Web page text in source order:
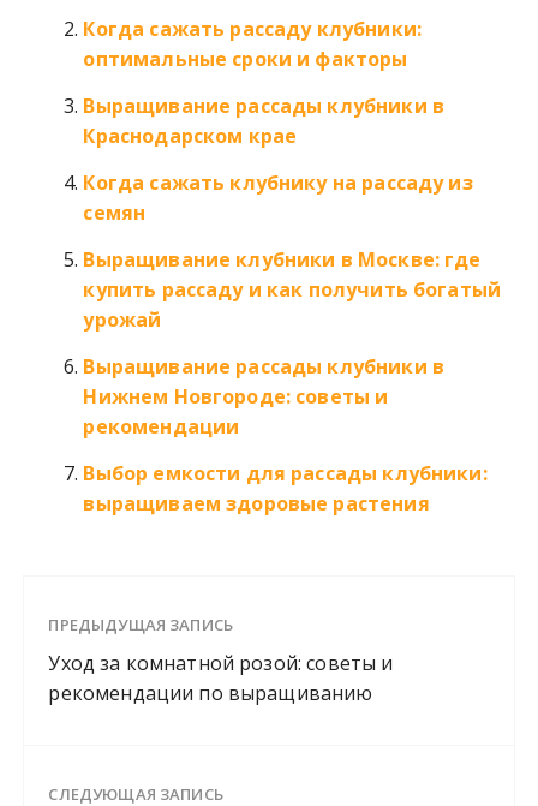
Когда сажать рассаду клубники:
оптимальные сроки и факторы
Выращивание рассады клубники в
Краснодарском крае
Когда сажать клубнику на рассаду из
семян
Выращивание клубники в Москве: где
купить рассаду и как получить богатый
урожай
Выращивание рассады клубники в
Нижнем Новгороде: советы и
рекомендации
Выбор емкости для рассады клубники:
выращиваем здоровые растения
ПРЕДЫДУЩАЯ ЗАПИСЬ
Уход за комнатной розой: советы и
рекомендации по выращиванию
СЛЕДУЮЩАЯ ЗАПИСЬ